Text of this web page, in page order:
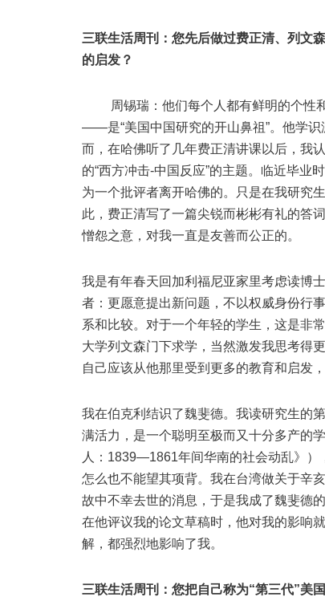
三联生活周刊：您先后做过费正清、列文
的启发？
周锡瑞：他们每个人都有鲜明的个性和
——是“美国中国研究的开山鼻祖”。他学
而，在哈佛听了几年费正清讲课以后，我
的“西方冲击-中国反应”的主题。临近毕业
为一个批评者离开哈佛的。只是在我研究
此，费正清写了一篇尖锐而彬彬有礼的答
憎怨之意，对我一直是友善而公正的。
我是有年春天回加利福尼亚家里考虑读博
者：更愿意提出新问题，不以权威身份行
系和比较。对于一个年轻的学生，这是非
大学列文森门下求学，当然激发我思考得
自己应该从他那里受到更多的教育和启发
我在伯克利结识了魏斐德。我读研究生的
满活力，是一个聪明至极而又十分多产的
人：1839—1861年间华南的社会动乱》
怎么也不能望其项背。我在台湾做关于辛
故中不幸去世的消息，于是我成了魏斐德
在他评议我的论文草稿时，他对我的影响
解，都强烈地影响了我。
三联生活周刊：您把自己称为“第三代”美